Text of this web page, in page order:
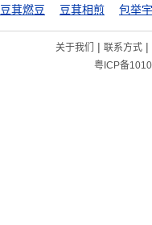
豆萁燃豆 豆萁相煎 包举
关于我们 | 联系方式|
粤ICP备